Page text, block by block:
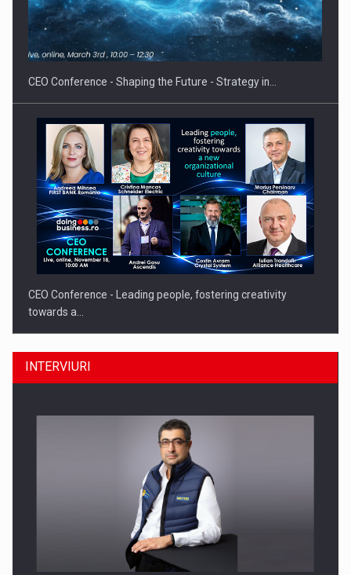
Proteinmaxxing and the Future of Protein Demand
CEO Conference - Shaping the Future - Strategy in…
CEO Conference - Leading people, fostering creativity
towards a…
CEO Conference - Shaping The Future - Technology and…
INTERVIURI